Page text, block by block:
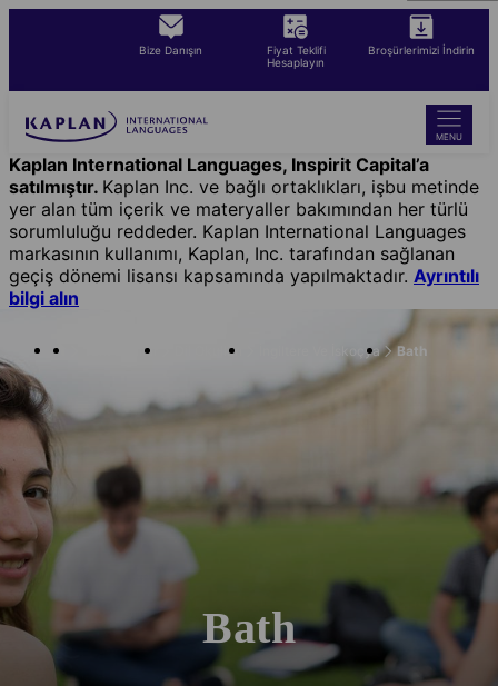
content
Bize Danışın
Fiyat Teklifi
Hesaplayın
Broşürlerimizi İndirin
MENU
Kaplan International Languages, Inspirit Capital’a
satılmıştır. Kaplan Inc. ve bağlı ortaklıkları, işbu metinde
yer alan tüm içerik ve materyaller bakımından her türlü
sorumluluğu reddeder. Kaplan International Languages
markasının kullanımı, Kaplan, Inc. tarafından sağlanan
geçiş dönemi lisansı kapsamında yapılmaktadır. Ayrıntılı
bilgi alın
Tüm Okullar Dil Okulları İngiltere Ve İskoçya Bath
Bath